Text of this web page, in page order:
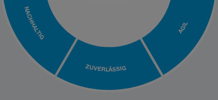
NACHHALTIG
ZUVERLÄSSIG
AGIL